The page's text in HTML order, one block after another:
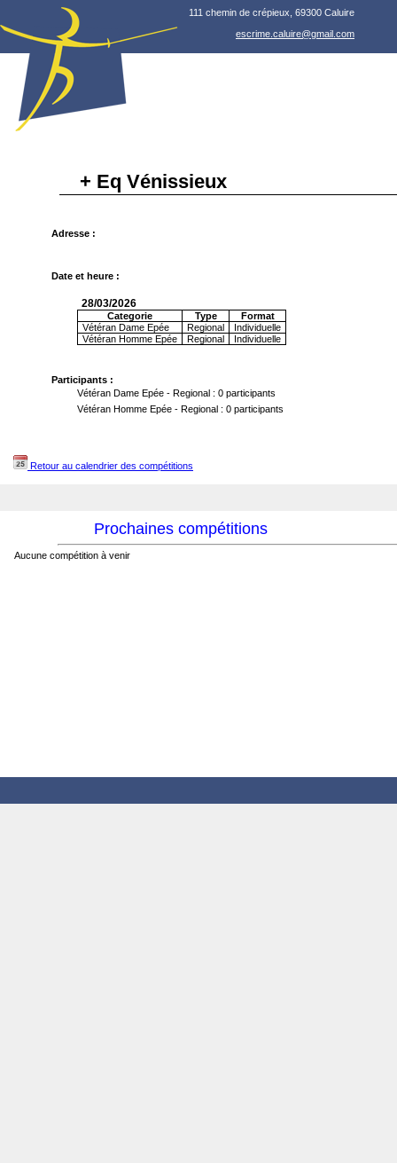
111 chemin de crépieux, 69300 Caluire
escrime.caluire@gmail.com
+ Eq Vénissieux
Adresse :
Date et heure :
28/03/2026
Categorie Type
Format
Vétéran Dame Epée
Regional
Individuelle
Vétéran Homme Epée
Regional Individuelle
Participants :
Vétéran Dame Epée - Regional : 0 participants
Vétéran Homme Epée - Regional : 0 participants
Retour au calendrier des compétitions
Prochaines compétitions
Aucune compétition à venir